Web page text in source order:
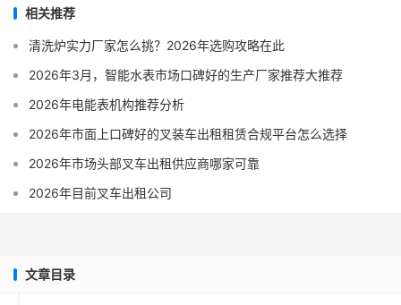
相关推荐
清洗炉实力厂家怎么挑？2026年选购攻略在此
2026年3月，智能水表市场口碑好的生产厂家推荐大推荐
2026年电能表机构推荐分析
2026年市面上口碑好的叉装车出租租赁合规平台怎么选择
2026年市场头部叉车出租供应商哪家可靠
2026年目前叉车出租公司
文章目录